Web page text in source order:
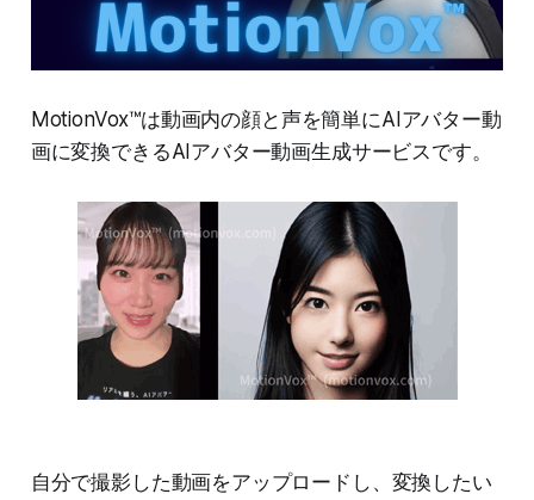
MotionVox™は動画内の顔と声を簡単にAIアバター動
画に変換できるAIアバター動画生成サービスです。
自分で撮影した動画をアップロードし、変換したい